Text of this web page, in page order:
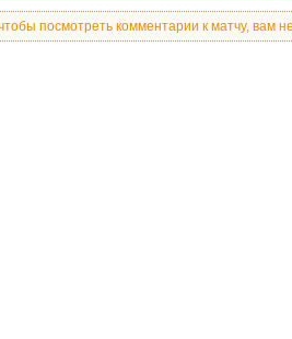
посмотреть комментарии к матчу, вам